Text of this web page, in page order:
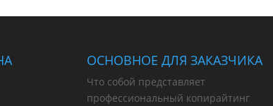
ОСНОВНОЕ ДЛЯ ЗАКАЗЧИКА
Что собой представляет
профессиональный копирайтинг